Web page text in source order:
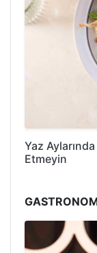
Yaz
Etmeyin